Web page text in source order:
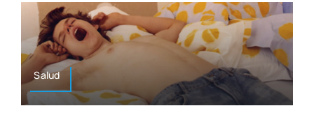
Salud